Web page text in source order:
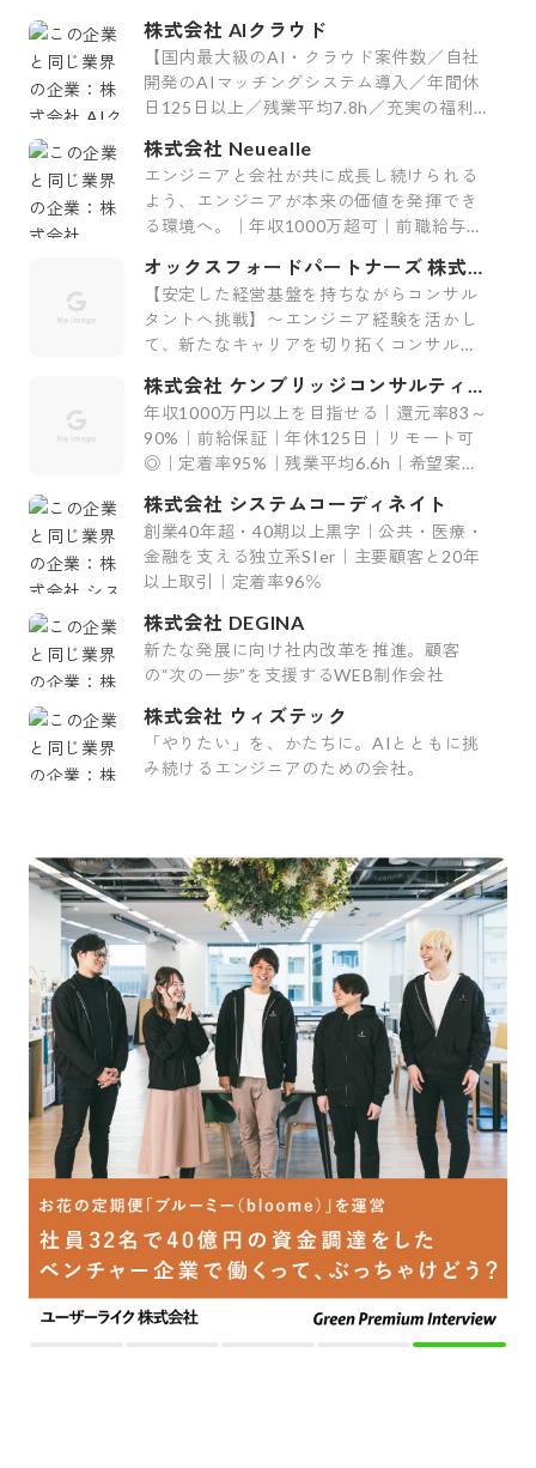
株式会社 AIクラウド
【国内最大級のAI・クラウド案件数／自社
開発のAIマッチングシステム導入／年間休
日125日以上／残業平均7.8h／充実の福利
株式会社 Neuealle
エンジニアと会社が共に成長し続けられる
よう、エンジニアが本来の価値を発揮でき
る環境へ。｜年収1000万超可｜前職給与保
オックスフォードパートナーズ 株式会
社
【安定した経営基盤を持ちながらコンサル
タントへ挑戦】〜エンジニア経験を活かし
て、新たなキャリアを切り拓くコンサルテ
株式会社 ケンブリッジコンサルティン
グ
年収1000万円以上を目指せる｜還元率83～
90%｜前給保証｜年休125日｜リモート可
◎｜定着率95%｜残業平均6.6h｜希望案件
株式会社 システムコーディネイト
創業40年超・40期以上黒字｜公共・医療・
金融を支える独立系SIer｜主要顧客と20年
以上取引｜定着率96％
株式会社 DEGINA
新たな発展に向け社内改革を推進。顧客
の“次の一歩”を支援するWEB制作会社
株式会社 ウィズテック
「やりたい」を、かたちに。AIとともに挑
み続けるエンジニアのための会社。